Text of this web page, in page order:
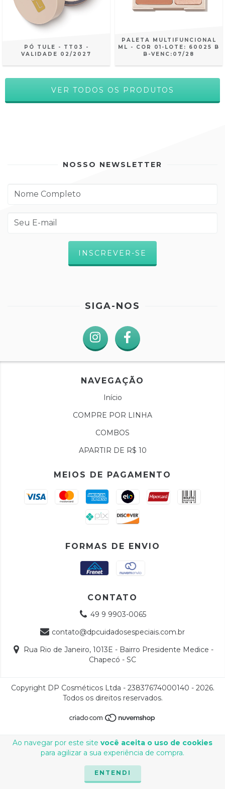
Ao navegar por este site você aceita o uso de cookies
para agilizar a sua experiência de compra.
ENTENDI
PÓ TULE - TT03 -
VALIDADE 02/2027
PALETA MULTIFUNCIONAL
ML - COR 01-LOTE: 60025 B
B-VENC:07/28
VER TODOS OS PRODUTOS
NOSSO NEWSLETTER
SIGA-NOS
NAVEGAÇÃO
Início
COMPRE POR LINHA
COMBOS
APARTIR DE R$ 10
MEIOS DE PAGAMENTO
FORMAS DE ENVIO
CONTATO
49 9 9903-0065
contato@dpcuidadosespeciais.com.br
Rua Rio de Janeiro, 1013E - Bairro Presidente Medice -
Chapecó - SC
Copyright DP Cosméticos Ltda - 23837674000140 - 2026.
Todos os direitos reservados.